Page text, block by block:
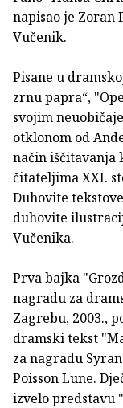
napisao je Zoran
Vučenik.
Pisane u
zrnu papra“,
svojim
otklonom od
način
čitateljima XXI.
Duhovite
duhovite
Vučenika.
Prva bajka
nagradu za
Zagrebu, 2003.,
dramski tekst
za nagradu
Poisson Lune.
izvelo predstavu